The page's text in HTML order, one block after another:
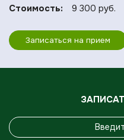
Стоимость: 9 300 руб.
Записаться на прием